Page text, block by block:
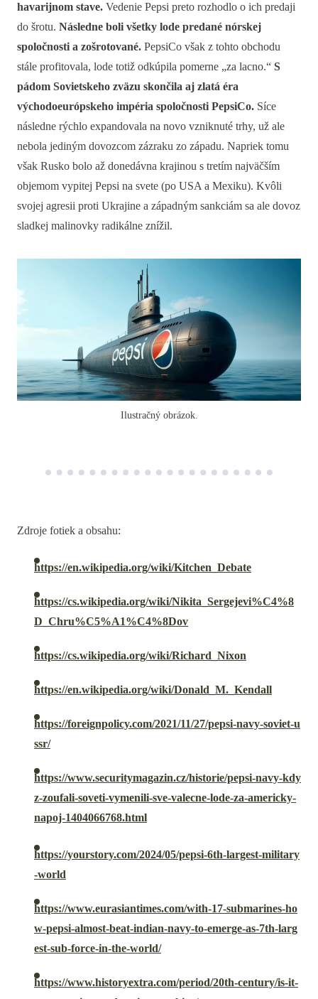
havarijnom stave. Vedenie Pepsi preto rozhodlo o ich predaji
do šrotu. Následne boli všetky lode predané nórskej
spoločnosti a zošrotované. PepsiCo však z tohto obchodu
stále profitovala, lode totiž odkúpila pomerne „za lacno.“ S
pádom Sovietskeho zväzu skončila aj zlatá éra
východoeurópskeho impéria spoločnosti PepsiCo. Síce
následne rýchlo expandovala na novo vzniknuté trhy, už ale
nebola jediným dovozcom zázraku zo západu. Napriek tomu
však Rusko bolo až donedávna krajinou s tretím najväčším
objemom vypitej Pepsi na svete (po USA a Mexiku). Kvôli
svojej agresii proti Ukrajine a západným sankciám sa ale dovoz
sladkej malinovky radikálne znížil.
Ilustračný obrázok.
Zdroje fotiek a obsahu:
https://en.wikipedia.org/wiki/Kitchen_Debate
https://cs.wikipedia.org/wiki/Nikita_Sergejevi%C4%8
D_Chru%C5%A1%C4%8Dov
https://cs.wikipedia.org/wiki/Richard_Nixon
https://en.wikipedia.org/wiki/Donald_M._Kendall
https://foreignpolicy.com/2021/11/27/pepsi-navy-soviet-u
ssr/
https://www.securitymagazin.cz/historie/pepsi-navy-kdy
z-zoufali-soveti-vymenili-sve-valecne-lode-za-americky-
napoj-1404066768.html
https://yourstory.com/2024/05/pepsi-6th-largest-military
-world
https://www.eurasiantimes.com/with-17-submarines-ho
w-pepsi-almost-beat-indian-navy-to-emerge-as-7th-larg
est-sub-force-in-the-world/
https://www.historyextra.com/period/20th-century/is-it-